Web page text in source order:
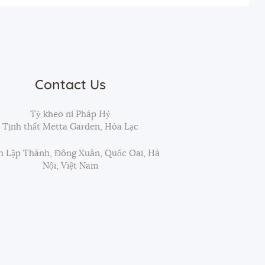
Contact Us
Tỳ kheo ni Pháp Hỷ
Tịnh thất Metta Garden, Hòa Lạc
Lập Thành, Đông Xuân, Quốc Oai, Hà
Nội, Việt Nam